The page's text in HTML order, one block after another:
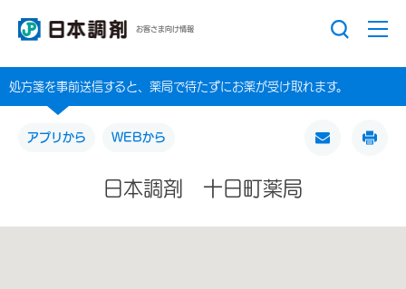
お客さま向け情報
処方箋を事前送信すると、薬局で待たずにお薬が受け取れます。
アプリから WEBから
日本調剤 十日町薬局